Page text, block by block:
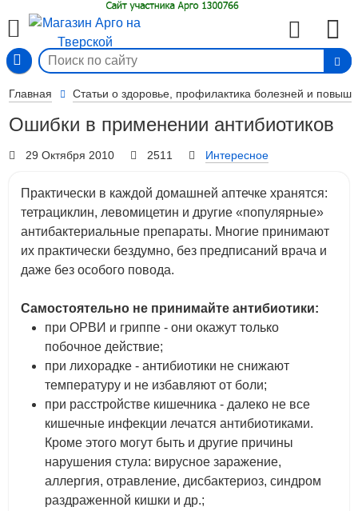
Главная Статьи о здоровье, профилактика болезней и
Ошибки в применении антибиотиков
29 Октября 2010 2511 Интересное
Практически в каждой домашней аптечке хранятся:
тетрациклин, левомицетин и другие «популярные»
антибактериальные препараты. Многие принимают
их практически бездумно, без предписаний врача и
даже без особого повода.
Самостоятельно не принимайте антибиотики:
при ОРВИ и гриппе - они окажут только
побочное действие;
при лихорадке - антибиотики не снижают
температуру и не избавляют от боли;
при расстройстве кишечника - далеко не все
кишечные инфекции лечатся антибиотиками.
Кроме этого могут быть и другие причины
нарушения стула: вирусное заражение,
аллергия, отравление, дисбактериоз, синдром
раздраженной кишки и др.;